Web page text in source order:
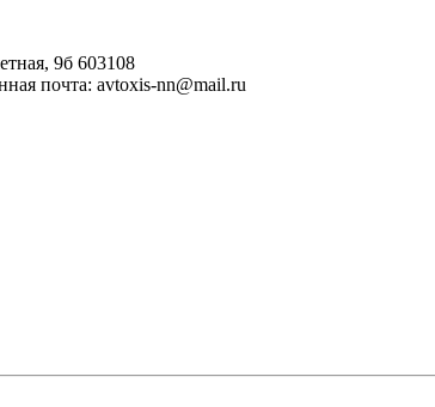
9б 603108
почта: avtoxis-nn@mail.ru